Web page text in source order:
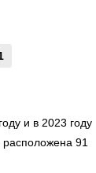
и в 2023 году
расположена 91